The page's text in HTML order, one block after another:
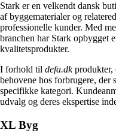
Stark er en velkendt dansk
af byggematerialer og
professionelle kunder. Med
branchen har Stark opbygget
kvalitetsprodukter.
I forhold til defa.dkprodukter,
behovene hos forbrugere, der
specifikke kategori.
udvalg og deres ekspertise
XL Byg